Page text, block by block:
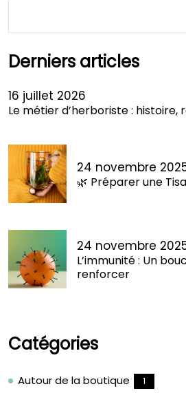
Derniers articles
16 juillet 2026
Le métier d’herboriste :
24 novembre
🌿 Préparer une
24 novembre
L’immunité : Un
renforcer
Catégories
Autour de la boutique 1